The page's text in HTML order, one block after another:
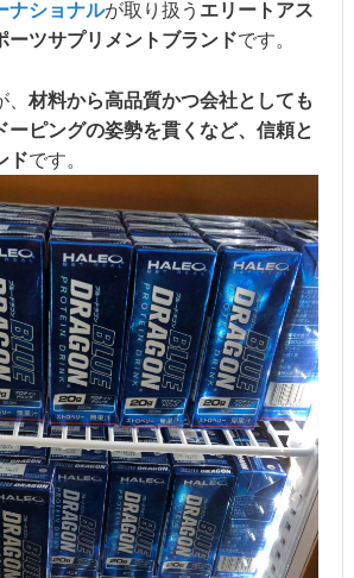
ナショナルが取り扱う エリートアス
ーツサプリメントブランドです。
材料から高品質かつ会社としても
ピングの姿勢を貫くなど、 信頼と
ドです。